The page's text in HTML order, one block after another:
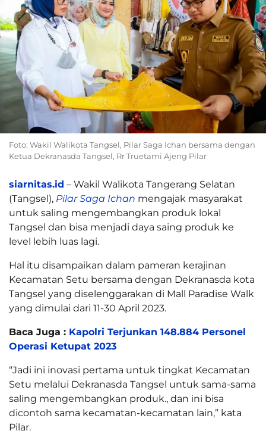
Foto: Wakil Walikota Tangsel, Pilar Saga Ichan bersama dengan
Ketua Dekranasda Tangsel, Rr Truetami Ajeng Pilar
siarnitas.id – Wakil Walikota Tangerang Selatan
(Tangsel), Pilar Saga Ichan mengajak masyarakat
untuk saling mengembangkan produk lokal
Tangsel dan bisa menjadi daya saing produk ke
level lebih luas lagi.
Hal itu disampaikan dalam pameran kerajinan
Kecamatan Setu bersama dengan Dekranasda kota
Tangsel yang diselenggarakan di Mall Paradise Walk
yang dimulai dari 11-30 April 2023.
Baca Juga : Kapolri Terjunkan 148.884 Personel
Operasi Ketupat 2023
“Jadi ini inovasi pertama untuk tingkat Kecamatan
Setu melalui Dekranasda Tangsel untuk sama-sama
saling mengembangkan produk., dan ini bisa
dicontoh sama kecamatan-kecamatan lain,” kata
Pilar.